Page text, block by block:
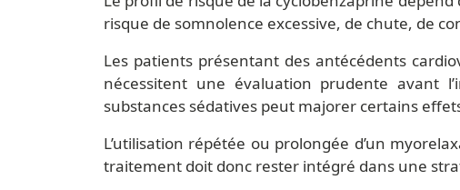
risque de somnolence excessive, de chute, de
Les patients présentant des antécédents
nécessitent une évaluation prudente avant
substances sédatives peut majorer certains
L’utilisation répétée ou prolongée d’un
traitement doit donc rester intégré dans une